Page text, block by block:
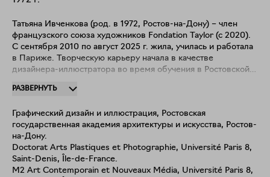
Татьяна Ивченкова (род. в 1972, Ростов-на-Дону) – член
французского союза художников Fondation Taylor (с 2020).
С сентября 2010 по август 2025 г. жила, училась и работала
в Париже. Творческую карьеру начала в качестве
дизайнера-иллюстратора во время обучения в Ростовской
дипломной работы: "Графическое и иллюстративное
презентации"). Во Франции занялась живописью и
продолжила обучение сначала в магистратуре
"Современное искусство и новые медиа" (Université Paris
8), а затем в докторантуре "Эстетика, наука и технологии
искусств"(Université Paris 8) по специальности
"Пластические искусства и фотография". В 2022 защитила
РАЗВЕРНУТЬ
Графический дизайн и иллюстрация, Ростовская
государственная академия архитектуры и искусства, Ростов-
на-Дону.
Doctorat Arts Plastiques et Photographie, Université Paris 8,
Saint-Denis, Île-de-France.
M2 Art Contemporain et Nouveaux Média, Université Paris 8,